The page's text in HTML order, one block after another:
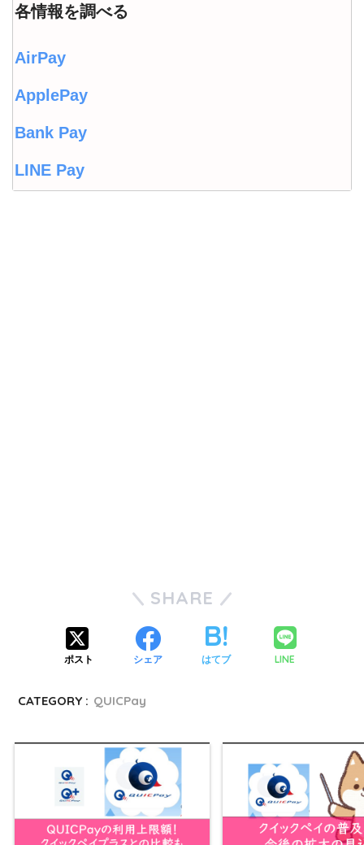
各情報を調べる
AirPay
ApplePay
Bank Pay
LINE Pay
SHARE
ポスト シェア はてブ LINE
CATEGORY : QUICPay